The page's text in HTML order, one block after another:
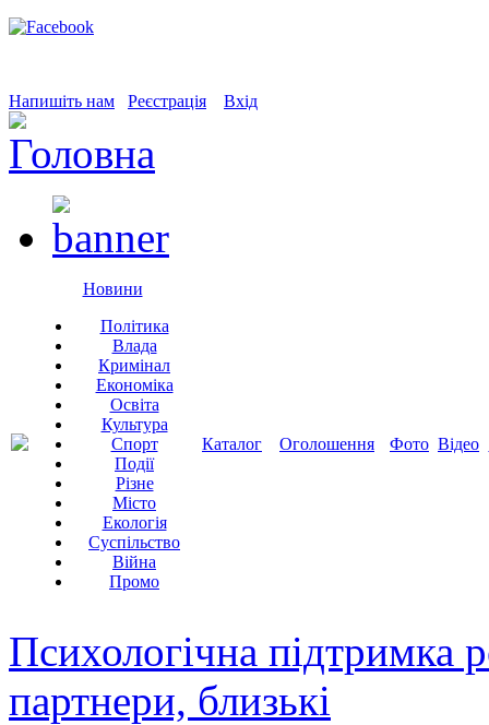
Напишіть нам Реєстрація Вхід
Новини
Політика
Влада
Кримінал
Економіка
Освіта
Культура
Спорт
Події
Різне
Місто
Екологія
Суспільство
Війна
Промо
Каталог Оголошення Фото Відео
Психологічна підтримка
партнери, близькі